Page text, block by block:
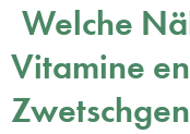
Welche
Vitamine